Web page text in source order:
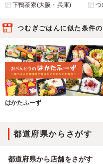
下鴨茶寮(大阪・兵庫) つ
つむぎごはんに似た条件
はかたふーず
都道府県からさがす
都道府県から店舗をさがす